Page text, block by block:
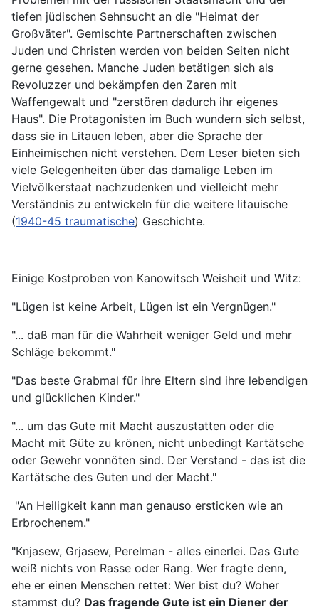
tiefen jüdischen Sehnsucht an die "Heimat der
Großväter". Gemischte Partnerschaften zwischen
Juden und Christen werden von beiden Seiten nicht
gerne gesehen. Manche Juden betätigen sich als
Revoluzzer und bekämpfen den Zaren mit
Waffengewalt und "zerstören dadurch ihr eigenes
Haus". Die Protagonisten im Buch wundern sich selbst,
dass sie in Litauen leben, aber die Sprache der
Einheimischen nicht verstehen. Dem Leser bieten sich
viele Gelegenheiten über das damalige Leben im
Vielvölkerstaat nachzudenken und vielleicht mehr
Verständnis zu entwickeln für die weitere litauische
(1940-45 traumatische) Geschichte.
Einige Kostproben von Kanowitsch Weisheit und Witz:
"Lügen ist keine Arbeit, Lügen ist ein Vergnügen."
"... daß man für die Wahrheit weniger Geld und mehr
Schläge bekommt."
"Das beste Grabmal für ihre Eltern sind ihre lebendigen
und glücklichen Kinder."
"... um das Gute mit Macht auszustatten oder die
Macht mit Güte zu krönen, nicht unbedingt Kartätsche
oder Gewehr vonnöten sind. Der Verstand - das ist die
Kartätsche des Guten und der Macht."
"An Heiligkeit kann man genauso ersticken wie an
Erbrochenem."
"Knjasew, Grjasew, Perelman - alles einerlei. Das Gute
weiß nichts von Rasse oder Rang. Wer fragte denn,
ehe er einen Menschen rettet: Wer bist du? Woher
stammst du? Das fragende Gute ist ein Diener der